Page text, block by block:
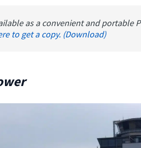
as a convenient and portable
to get a copy. (Download)